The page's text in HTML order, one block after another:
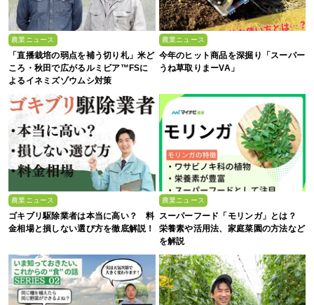
農業ニュース
「直播栽培の弱点を補う切り札」米ど
ころ・秋田で広がるルミビア™FSに
よるイネミズゾウムシ対策
農業ニュース
今年のヒット商品を深掘り「スーパー
うね草取りまーVA」
農業ニュース
ゴキブリ駆除業者は本当に高い？ 料
金相場と損しない選び方を徹底解説！
農業ニュース
スーパーフード「モリンガ」とは？
栄養素や活用法、家庭菜園の方法など
を解説